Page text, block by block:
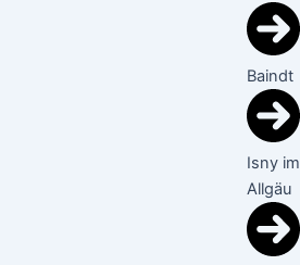
Baindt
Isny im
Allgäu